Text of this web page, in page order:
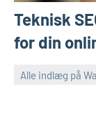
Teknisk
for din
Alle indlæg på